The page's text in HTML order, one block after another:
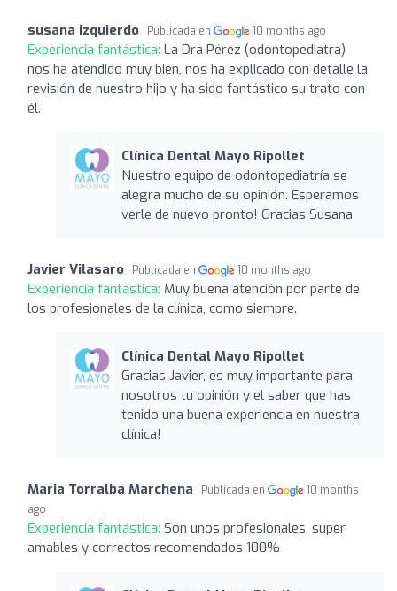
susana izquierdo Publicada en 10 months ago
Experiencia fantástica: La Dra Pérez (odontopediatra)
nos ha atendido muy bien, nos ha explicado con detalle la
revisión de nuestro hijo y ha sido fantástico su trato con
él.
Clínica Dental Mayo Ripollet
Nuestro equipo de odontopediatría se
alegra mucho de su opinión. Esperamos
verle de nuevo pronto! Gracias Susana
Javier Vilasaro Publicada en 10 months ago
Experiencia fantástica: Muy buena atención por parte de
los profesionales de la clínica, como siempre.
Clínica Dental Mayo Ripollet
Gracias Javier, es muy importante para
nosotros tu opinión y el saber que has
tenido una buena experiencia en nuestra
clínica!
Maria Torralba Marchena Publicada en
10 months
ago
Experiencia fantástica: Son unos profesionales, super
amables y correctos recomendados 100%